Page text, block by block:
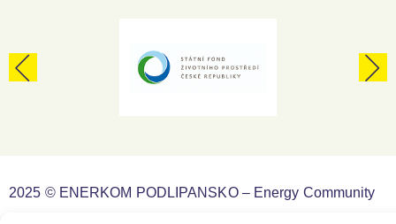
2025 © ENERKOM PODLIPANSKO – Energy Community